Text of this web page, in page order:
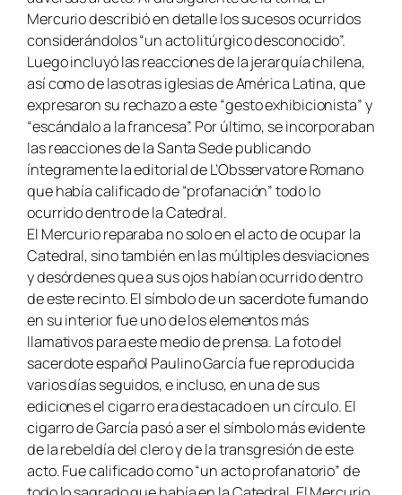
Mercurio describió en detalle los sucesos ocurridos
considerándolos “un acto litúrgico desconocido”.
Luego incluyó las reacciones de la jerarquía chilena,
así como de las otras iglesias de América Latina, que
expresaron su rechazo a este “gesto exhibicionista” y
“escándalo a la francesa”. Por último, se incorporaban
las reacciones de la Santa Sede publicando
íntegramente la editorial de L’Obsservatore Romano
que había calificado de “profanación” todo lo
ocurrido dentro de la Catedral.
El Mercurio reparaba no solo en el acto de ocupar la
Catedral, sino también en las múltiples desviaciones
y desórdenes que a sus ojos habían ocurrido dentro
de este recinto. El símbolo de un sacerdote fumando
en su interior fue uno de los elementos más
llamativos para este medio de prensa. La foto del
sacerdote español Paulino García fue reproducida
varios días seguidos, e incluso, en una de sus
ediciones el cigarro era destacado en un círculo. El
cigarro de García pasó a ser el símbolo más evidente
de la rebeldía del clero y de la transgresión de este
acto. Fue calificado como “un acto profanatorio” de